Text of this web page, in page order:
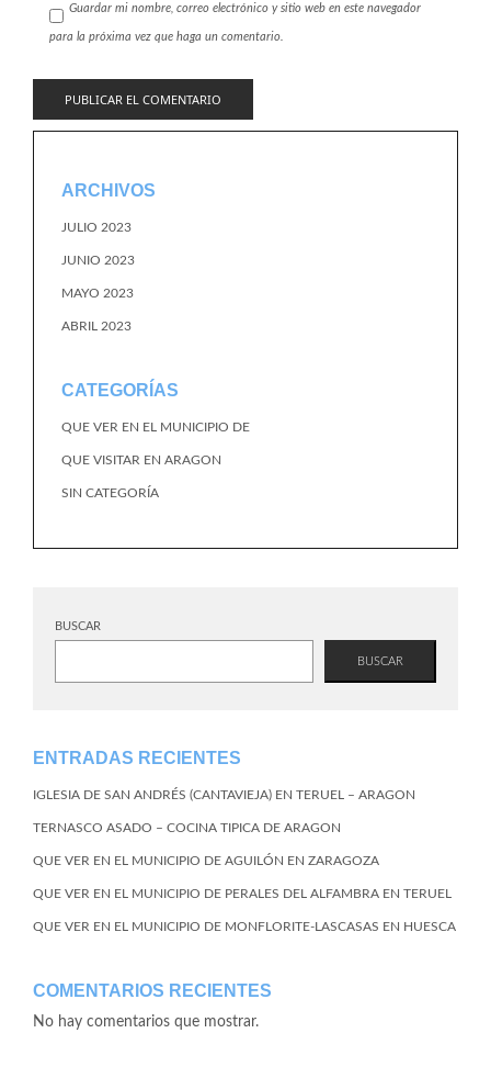
Guardar mi nombre, correo electrónico y sitio web en este navegador
para la próxima vez que haga un comentario.
ARCHIVOS
JULIO 2023
JUNIO 2023
MAYO 2023
ABRIL 2023
CATEGORÍAS
QUE VER EN EL MUNICIPIO DE
QUE VISITAR EN ARAGON
SIN CATEGORÍA
BUSCAR
BUSCAR
ENTRADAS RECIENTES
IGLESIA DE SAN ANDRÉS (CANTAVIEJA) EN TERUEL – ARAGON
TERNASCO ASADO – COCINA TIPICA DE ARAGON
QUE VER EN EL MUNICIPIO DE AGUILÓN EN ZARAGOZA
QUE VER EN EL MUNICIPIO DE PERALES DEL ALFAMBRA EN TERUEL
QUE VER EN EL MUNICIPIO DE MONFLORITE-LASCASAS EN HUESCA
COMENTARIOS RECIENTES
No hay comentarios que mostrar.